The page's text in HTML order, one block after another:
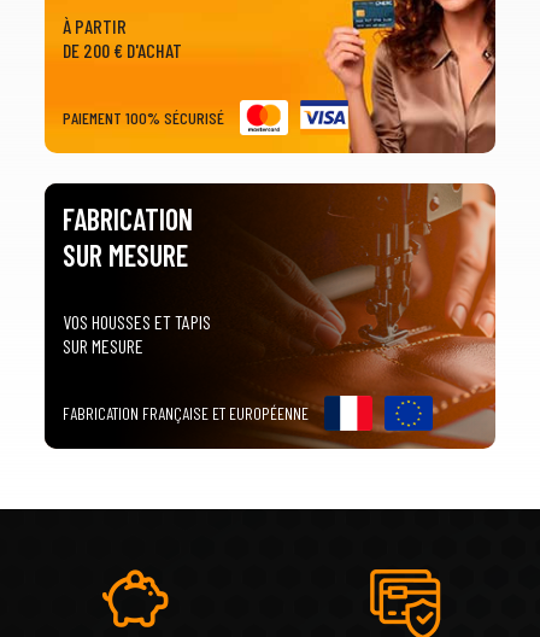
À PARTIR
DE 200 € D'ACHAT
PAIEMENT 100% SÉCURISÉ
FABRICATION
SUR MESURE
VOS HOUSSES ET TAPIS
SUR MESURE
FABRICATION FRANÇAISE ET EUROPÉENNE